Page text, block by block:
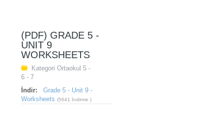
(PDF) GRADE 5 -
UNIT 9
WORKSHEETS
Kategori Ortaokul 5 -
6 - 7
İndir:
Grade 5 - Unit 9 -
Worksheets (5641 İndirme )